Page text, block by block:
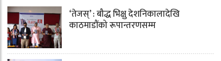
‘तेजस्’ : बौद्ध भिक्षु देशनिकालादेखि
काठमाडौंको रूपान्तरणसम्म